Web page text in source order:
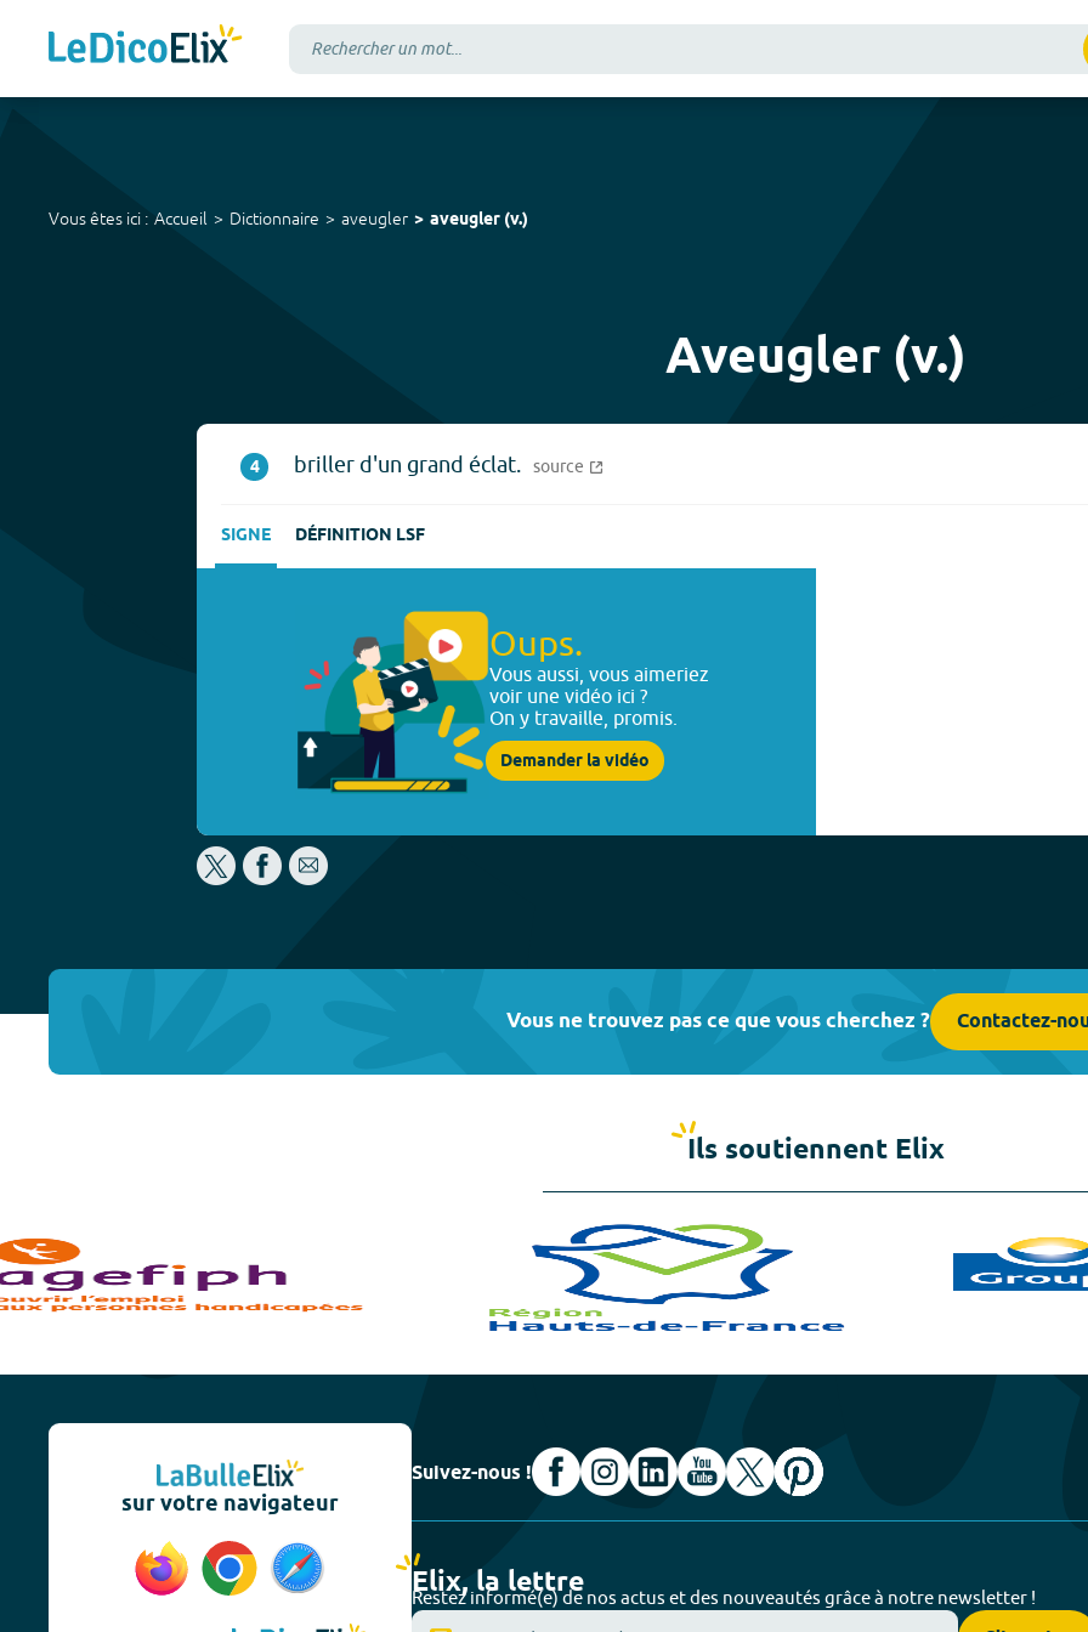
Vous êtes ici : Accueil Dictionnaire aveugler aveugler (v.)
Aveugler (v.)
4 briller d'un grand éclat. source
SIGNE DÉFINITION LSF
Oups.
Vous aussi, vous aimeriez
voir une vidéo ici ?
On y travaille, promis.
Demander la vidéo
Vous ne trouvez pas ce que vous cherchez ? Contactez-
Ils soutiennent Elix
sur votre navigateur
Suivez-nous !
Elix, la lettre
Restez informé(e) de nos actus et des nouveautés grâce à notre newsletter !